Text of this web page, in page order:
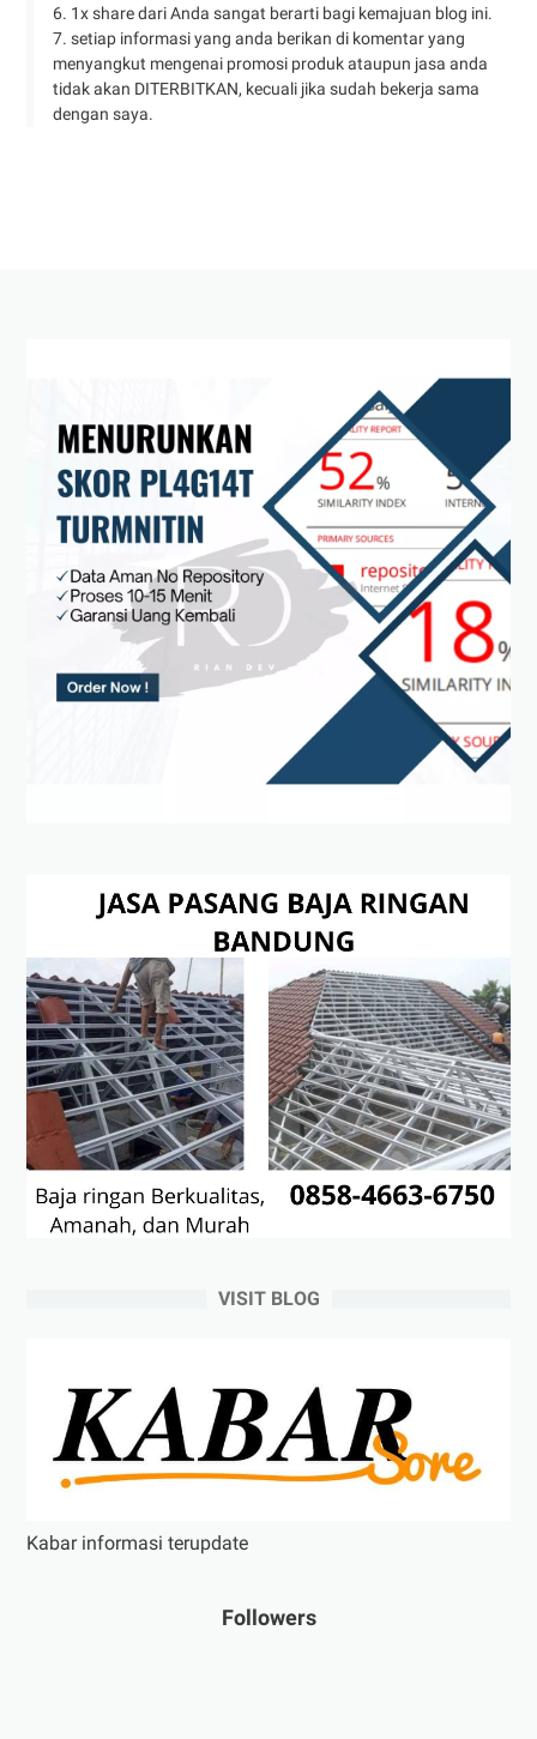
6. 1x share dari Anda sangat berarti bagi kemajuan blog ini.
7. setiap informasi yang anda berikan di komentar yang
menyangkut mengenai promosi produk ataupun jasa anda
tidak akan DITERBITKAN, kecuali jika sudah bekerja sama
dengan saya.
VISIT BLOG
Kabar informasi terupdate
Followers